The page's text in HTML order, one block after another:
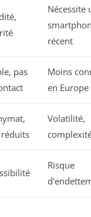
Nécessite
récent
pas
Moins
en Europe
Volatilité,
Risque